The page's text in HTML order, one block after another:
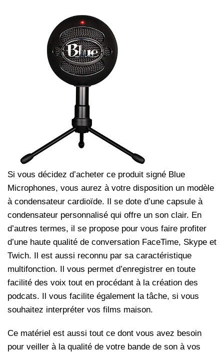
Si vous décidez d’acheter ce produit signé Blue
Microphones, vous aurez à votre disposition un modèle
à condensateur cardioïde. Il se dote d’une capsule à
condensateur personnalisé qui offre un son clair. En
d’autres termes, il se propose pour vous faire profiter
d’une haute qualité de conversation FaceTime, Skype et
Twich. Il est aussi reconnu par sa caractéristique
multifonction. Il vous permet d’enregistrer en toute
facilité des voix tout en procédant à la création des
podcats. Il vous facilite également la tâche, si vous
souhaitez interpréter vos films maison.
Ce matériel est aussi tout ce dont vous avez besoin
pour veiller à la qualité de votre bande de son à vos